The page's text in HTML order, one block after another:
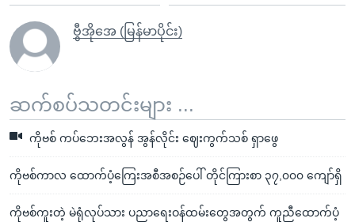
ဗွီအိုအေ (မြန်မာပိုင်း)
ဆက်စပ်သတင်းများ ...
ကိုဗစ် ကပ်ဘေးအလွန် အွန်လိုင်း ဈေးကွက်သစ် ရှာဖွေ
ကိုဗစ်ကာလ ထောက်ပံ့ကြေးအစီအစဉ်ပေါ် တိုင်ကြားစာ ၃၇,၀၀၀ ကျော်ရှိ
ကိုဗစ်ကူးတဲ့ မဲရုံလုပ်သား ပညာရေးဝန်ထမ်းတွေအတွက် ကူညီထောက်ပံ့